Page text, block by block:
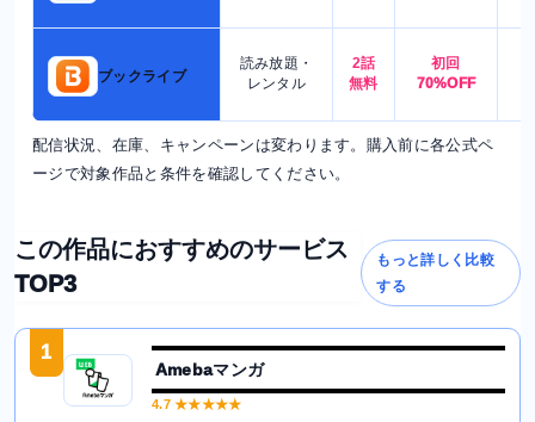
ブックライブ
読み放題・
レンタル
2話
無料
初回
70%OFF
配信状況、在庫、キャンペーンは変わります。購入前に各公式ペ
ージで対象作品と条件を確認してください。
この作品におすすめのサービス
TOP3
もっと詳しく比較
する
1
Amebaマンガ
4.7★★★★★